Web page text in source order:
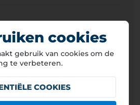
bedrijfswagen (<3,5 t)
1,2 EUR
cookies
gebruik van cookies om de
te verbeteren.
COOKIES